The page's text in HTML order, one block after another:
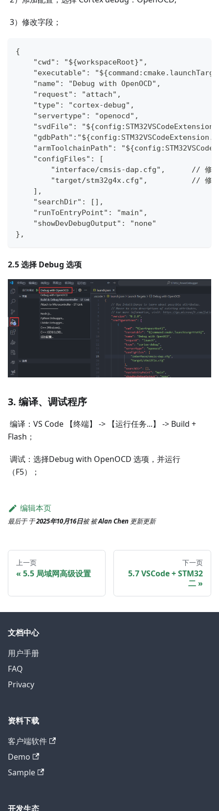
​ 3）修改字段；
{
    "cwd": "${workspaceRoot}",
"executable":
    "name": "Debug with OpenOCD",
    "request": "attach",
    "type": "cortex-debug",
    "servertype": "openocd",
"svdFile":
"armToolchainPath":
    "configFiles": [
"interface/cmsis-dap.cfg",      // 修
"target/stm32g4x.cfg",          // 修
    ],
    "searchDir": [],
    "runToEntryPoint": "main",
    "showDevDebugOutput": "none"
},
2.5 选择 Debug 选项
3. 编译、调试程序
​ 编译：VS Code 【终端】 -> 【运行任务...】 -> Build +
Flash；
​ 调试：选择Debug with OpenOCD 选项，并运行
（F5）；
编辑本页
最后于于2025年10月16日被被Alan Chen 更新更新
上一页
5.5 局域网高级设置
下一页
5.7 VSCode + STM32
二
文档中心
用户手册
FAQ
Privacy
资料下载
客户端软件
Demo
Sample
开发生态